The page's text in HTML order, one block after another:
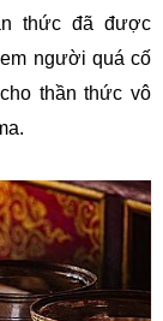
thức đã được
người quá cố
thần thức vô